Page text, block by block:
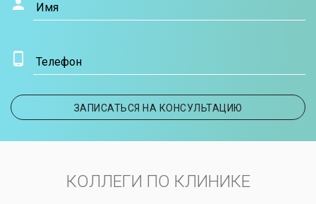
Имя
Телефон
ЗАПИСАТЬСЯ НА КОНСУЛЬТАЦИЮ
КОЛЛЕГИ ПО КЛИНИКЕ